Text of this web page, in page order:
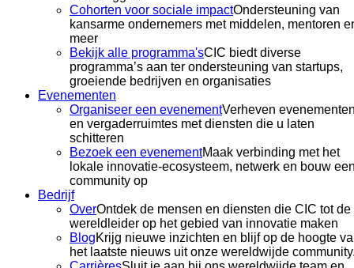
Cohorten voor sociale impactOndersteuning van
kansarme ondernemers met middelen, mentoren
meer
Bekijk alle programma'sCIC biedt diverse
programma’s aan ter ondersteuning van startups,
groeiende bedrijven en organisaties
Evenementen
Organiseer een evenementVerheven
en vergaderruimtes met diensten die u laten
schitteren
Bezoek een evenementMaak verbinding met het
lokale innovatie-ecosysteem, netwerk en bouw
community op
Bedrijf
OverOntdek de mensen en diensten die CIC tot de
wereldleider op het gebied van innovatie maken
BlogKrijg nieuwe inzichten en blijf op de hoogte
het laatste nieuws uit onze wereldwijde